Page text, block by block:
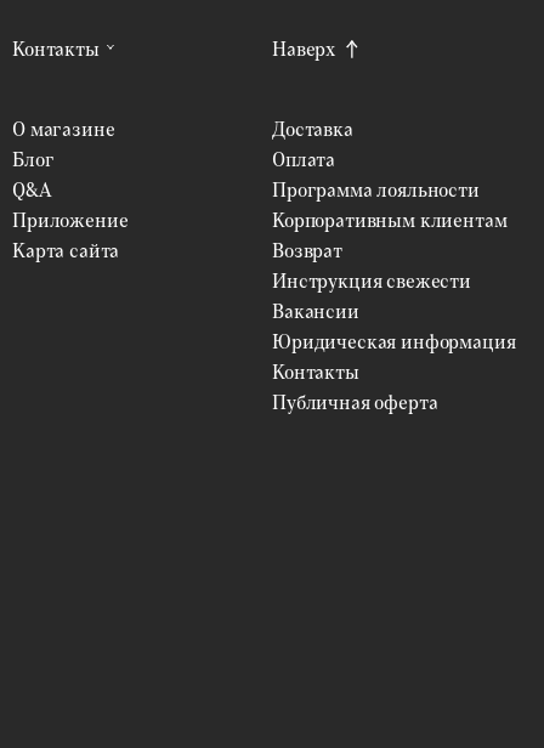
Контакты
О магазине
Блог
Q&A
Приложение
Карта сайта
Доставка
Оплата
Программа лояльности
Корпоративным клиентам
Возврат
Инструкция свежести
Вакансии
Юридическая информация
Контакты
Публичная оферта
Наверх